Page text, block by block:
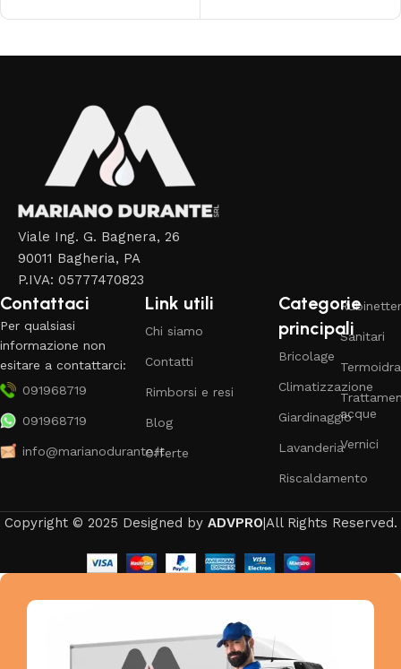
Viale Ing. G. Bagnera, 26
90011 Bagheria, PA
P.IVA: 05777470823
Contattaci
Per qualsiasi
informazione non
esitare a contattarci:
091968719
091968719
info@marianodurante.it
Link utili
Chi siamo
Contatti
Rimborsi e resi
Blog
Offerte
Categorie
principali
Bricolage
Climatizzazione
Giardinaggio
Lavanderia
Riscaldamento
Sanitari
acque
Vernici
Copyright © 2025 Designed by ADVPRO|All Rights Reserved.